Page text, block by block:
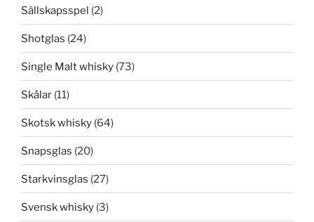
Sällskapsspel (2)
Shotglas (24)
Single Malt whisky (73)
Skålar (11)
Skotsk whisky (64)
Snapsglas (20)
Starkvinsglas (27)
Svensk whisky (3)